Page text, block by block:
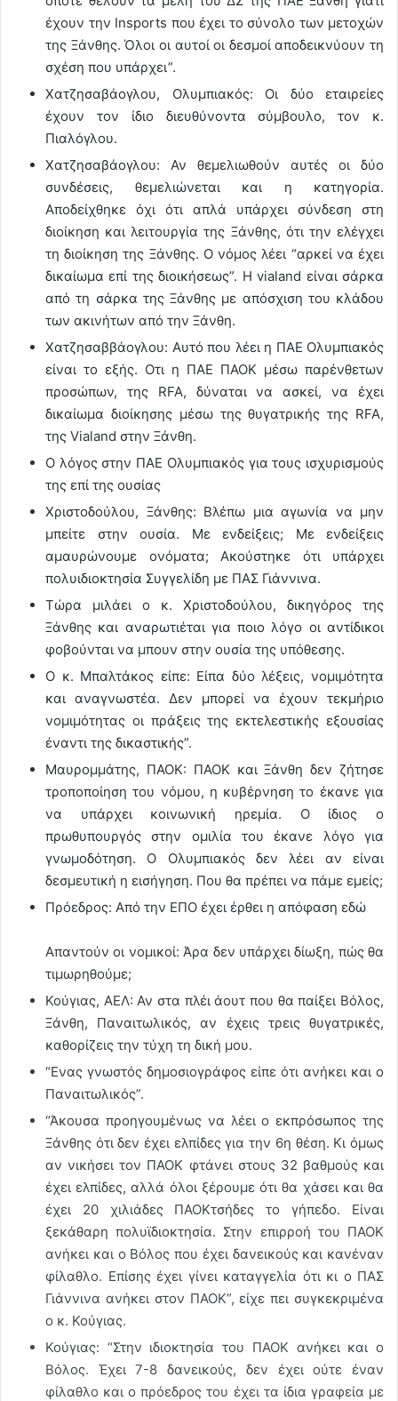
έχουν την Insports που έχει το σύνολο των μετοχών
της Ξάνθης. Όλοι οι αυτοί οι δεσμοί αποδεικνύουν τη
σχέση που υπάρχει”.
Χατζησαβάογλου, Ολυμπιακός: Οι δύο εταιρείες
έχουν τον ίδιο διευθύνοντα σύμβουλο, τον κ.
Πιαλόγλου.
Χατζησαβάογλου: Αν θεμελιωθούν αυτές οι δύο
συνδέσεις, θεμελιώνεται και η κατηγορία.
Αποδείχθηκε όχι ότι απλά υπάρχει σύνδεση στη
διοίκηση και λειτουργία της Ξάνθης, ότι την ελέγχει
τη διοίκηση της Ξάνθης. Ο νόμος λέει “αρκεί να έχει
δικαίωμα επί της διοικήσεως”. Η vialand είναι σάρκα
από τη σάρκα της Ξάνθης με απόσχιση του κλάδου
των ακινήτων από την Ξάνθη.
Χατζησαββάογλου: Αυτό που λέει η ΠΑΕ Ολυμπιακός
είναι το εξής. Oτι η ΠΑΕ ΠΑΟΚ μέσω παρένθετων
προσώπων, της RFA, δύναται να ασκεί, να έχει
δικαίωμα διοίκησης μέσω της θυγατρικής της RFA,
της Vialand στην Ξάνθη.
Ο λόγος στην ΠΑΕ Ολυμπιακός για τους ισχυρισμούς
της επί της ουσίας
Χριστοδούλου, Ξάνθης: Βλέπω μια αγωνία να μην
μπείτε στην ουσία. Με ενδείξεις; Με ενδείξεις
αμαυρώνουμε ονόματα; Ακούστηκε ότι υπάρχει
πολυιδιοκτησία Συγγελίδη με ΠΑΣ Γιάννινα.
Τώρα μιλάει ο κ. Χριστοδούλου, δικηγόρος της
Ξάνθης και αναρωτιέται για ποιο λόγο οι αντίδικοι
φοβούνται να μπουν στην ουσία της υπόθεσης.
Ο κ. Μπαλτάκος είπε: Είπα δύο λέξεις, νομιμότητα
και αναγνωστέα. Δεν μπορεί να έχουν τεκμήριο
νομιμότητας οι πράξεις της εκτελεστικής εξουσίας
έναντι της δικαστικής”.
Μαυρομμάτης, ΠΑΟΚ: ΠΑΟΚ και Ξάνθη δεν ζήτησε
τροποποίηση του νόμου, η κυβέρνηση το έκανε για
να υπάρχει κοινωνική ηρεμία. Ο ίδιος ο
πρωθυπουργός στην ομιλία του έκανε λόγο για
γνωμοδότηση. Ο Ολυμπιακός δεν λέει αν είναι
δεσμευτική η εισήγηση. Που θα πρέπει να πάμε εμείς;
Πρόεδρος: Από την ΕΠΟ έχει έρθει η απόφαση εδώ
Απαντούν οι νομικοί: Άρα δεν υπάρχει δίωξη, πώς θα
τιμωρηθούμε;
Κούγιας, ΑΕΛ: Αν στα πλέι άουτ που θα παίξει Βόλος,
Ξάνθη, Παναιτωλικός, αν έχεις τρεις θυγατρικές,
καθορίζεις την τύχη τη δική μου.
“Ενας γνωστός δημοσιογράφος είπε ότι ανήκει και ο
Παναιτωλικός”.
“Άκουσα προηγουμένως να λέει ο εκπρόσωπος της
Ξάνθης ότι δεν έχει ελπίδες για την 6η θέση. Κι όμως
αν νικήσει τον ΠΑΟΚ φτάνει στους 32 βαθμούς και
έχει ελπίδες, αλλά όλοι ξέρουμε ότι θα χάσει και θα
έχει 20 χιλιάδες ΠΑΟΚτσήδες το γήπεδο. Είναι
ξεκάθαρη πολυϊδιοκτησία. Στην επιρροή του ΠΑΟΚ
ανήκει και ο Βόλος που έχει δανεικούς και κανέναν
φίλαθλο. Επίσης έχει γίνει καταγγελία ότι κι ο ΠΑΣ
Γιάννινα ανήκει στον ΠΑΟΚ”, είχε πει συγκεκριμένα
ο κ. Κούγιας.
Κούγιας: “Στην ιδιοκτησία του ΠΑΟΚ ανήκει και ο
Βόλος. Έχει 7-8 δανεικούς, δεν έχει ούτε έναν
φίλαθλο και ο πρόεδρος του έχει τα ίδια γραφεία με